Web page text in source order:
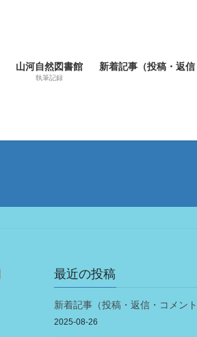
山河自然図書館
執筆記録
新着記事（投稿・返信
最近の投稿
新着記事（投稿・返信・コメント
2025-08-26